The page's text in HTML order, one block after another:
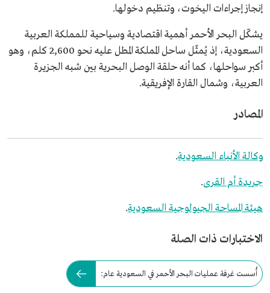
إنجاز إجراءات اليخوت، وتنظيم دخولها.
يشكّل البحر الأحمر أهمية اقتصادية وسياحية للمملكة العربية
السعودية، إذ يُمثّل ساحل المملكة المطل عليه نحو 2,600 كلم، وهو
أكبر سواحلها، كما أنه حلقة الوصل البحرية بين شبه الجزيرة
العربية، وشمال القارة الإفريقية.
المصادر
وكالة الأنباء السعودية.
جريدة أم القرى.
هيئة المساحة الجيولوجية السعودية.
الاختبارات ذات الصلة
أُسست غرفة عمليات البحر الأحمر في السعودية عام: